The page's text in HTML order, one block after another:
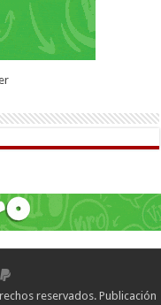
reservados. Publicación